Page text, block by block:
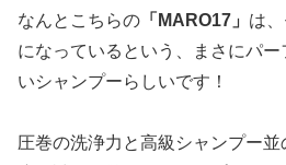
なんとこちらの 「MARO17」 は
になっているという、まさにパ
いシャンプーらしいです！
圧巻の洗浄力と高級シャンプー